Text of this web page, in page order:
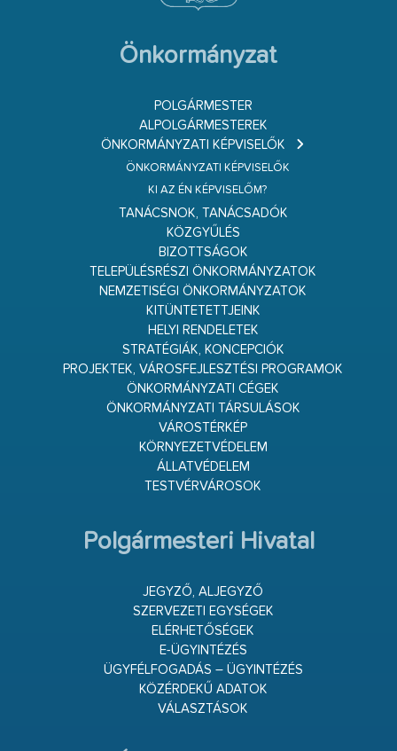
Önkormányzat
POLGÁRMESTER
ALPOLGÁRMESTEREK
ÖNKORMÁNYZATI KÉPVISELŐK
ÖNKORMÁNYZATI KÉPVISELŐK
KI AZ ÉN KÉPVISELŐM?
TANÁCSNOK, TANÁCSADÓK
KÖZGYŰLÉS
BIZOTTSÁGOK
TELEPÜLÉSRÉSZI ÖNKORMÁNYZATOK
NEMZETISÉGI ÖNKORMÁNYZATOK
KITÜNTETETTJEINK
HELYI RENDELETEK
STRATÉGIÁK, KONCEPCIÓK
PROJEKTEK, VÁROSFEJLESZTÉSI PROGRAMOK
ÖNKORMÁNYZATI CÉGEK
ÖNKORMÁNYZATI TÁRSULÁSOK
VÁROSTÉRKÉP
KÖRNYEZETVÉDELEM
ÁLLATVÉDELEM
TESTVÉRVÁROSOK
Polgármesteri Hivatal
JEGYZŐ, ALJEGYZŐ
SZERVEZETI EGYSÉGEK
ELÉRHETŐSÉGEK
E-ÜGYINTÉZÉS
ÜGYFÉLFOGADÁS – ÜGYINTÉZÉS
KÖZÉRDEKŰ ADATOK
VÁLASZTÁSOK